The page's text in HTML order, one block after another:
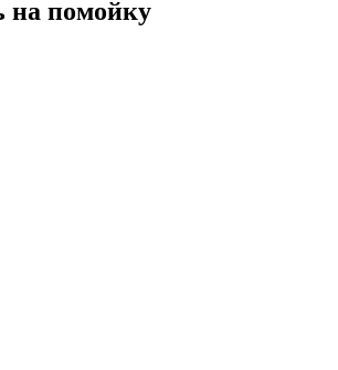
на помойку